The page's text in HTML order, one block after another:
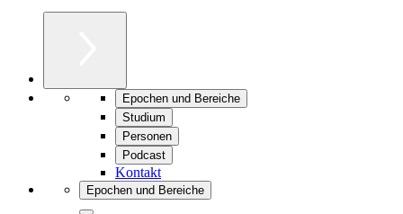
Epochen und Bereiche
Studium
Personen
Podcast
Kontakt
Epochen und Bereiche